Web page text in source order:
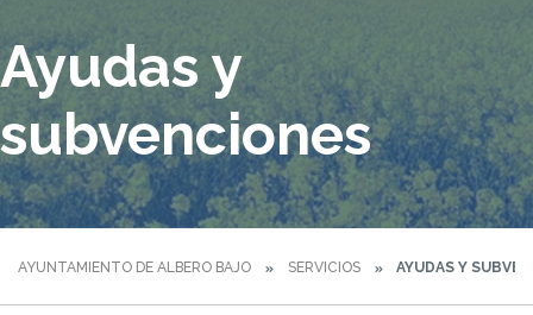
Ayudas y
subvenciones
AYUNTAMIENTO DE ALBERO BAJO SERVICIOS AYUDAS Y